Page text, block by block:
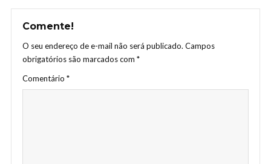
Comente!
O seu endereço de e-mail não será publicado. Campos
obrigatórios são marcados com *
Comentário *